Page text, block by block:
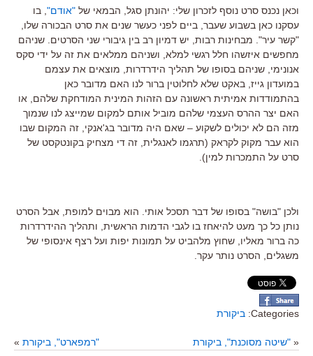
וכאן נכנס סרט נוסף לזכרון שלי: יהונתן סגל, הבמאי של "אודם" , בו
עסקנו כאן בשבוע שעבר, ביים לפני כעשר שנים את סרט הבכורה שלו,
"קשר עיר". מבחינות רבות, יש דמיון רב בין גיבורי שני הסרטים. שניהם
מחפשים איזשהו חלל רגשי למלא, ושניהם ממלאים את זה על ידי סקס
אנונימי, שניהם בסופו של תהליך הידרדרות, מוצאים את עצמם
במועדון גייז, באקט שלא לחלוטין ברור לנו האם מדובר כאן
בהתמודדות אמיתית ראשונה עם הזהות המינית המודחקת שלהם, או
האם יצר ההרס העצמי שלהם מוביל אותם למקום שמייצג לנו שנמוך
מזה הם לא יכולים לשקוע – שאם היה מדובר בג'אנקי, זה המקום שבו
הוא עבר מקוק לקראק (תרגמו לאנגלית, זה די מצחיק בקונטקסט של
סרט על התמכרות למין).
ולכן "בושה" בסופו של דבר תסכל אותי. הוא מבוים למופת, אבל הסרט
נותן כל כך מעט להיאחז בו לגבי הדמות הראשית, ותהליך ההידרדרות
כה ברור מאליו, שחוץ מלהביט על תמונות יפות ועל רצף אינסופי של
משגלים, הסרט נותר עקר.
Categories: ביקורת
« "שיטה מסוכנת", ביקורת "רמפארט", ביקורת »